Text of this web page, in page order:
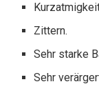
Zittern.
Sehr starke
Sehr